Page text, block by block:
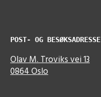
POST- OG BESØKSADRESSE
Olav M. Troviks vei 13
0864 Oslo